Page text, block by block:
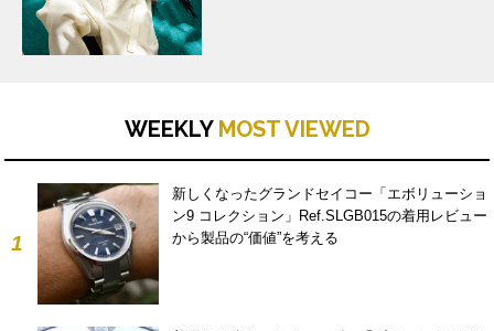
WEEKLY MOST VIEWED
1
新しくなったグランドセイコー「エボリューショ
ン9 コレクション」Ref.SLGB015の着用レビュー
から製品の“価値”を考える